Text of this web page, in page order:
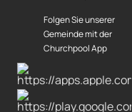
Folgen Sie unserer
Gemeinde mit der
Churchpool App